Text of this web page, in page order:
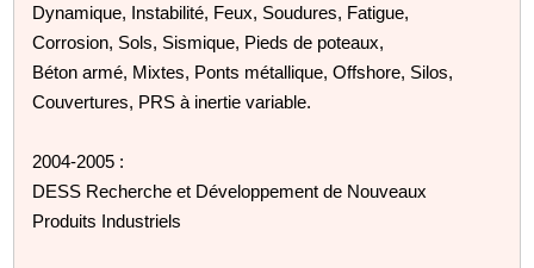
Dynamique, Instabilité, Feux, Soudures, Fatigue,
Corrosion, Sols, Sismique, Pieds de poteaux,
Béton armé, Mixtes, Ponts métallique, Offshore, Silos,
Couvertures, PRS à inertie variable.
2004-2005 :
DESS Recherche et Développement de Nouveaux
Produits Industriels